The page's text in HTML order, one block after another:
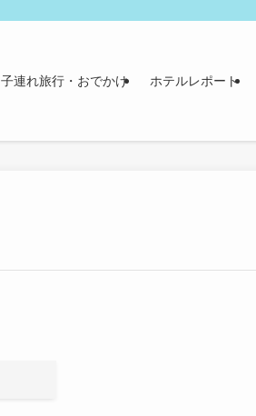
子連れ旅行・おでかけ ホテルレポート